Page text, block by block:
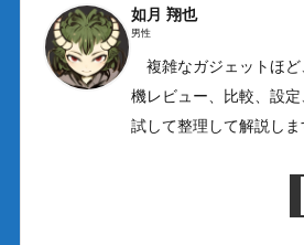
如月 翔也
男性
複雑なガジェットほど
機レビュー、比較、設
試して整理して解説しま